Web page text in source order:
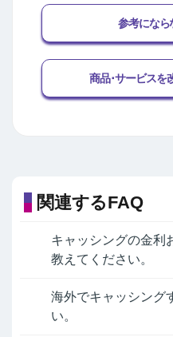
参考になら
商品･サービスを
関連するFAQ
キャッシングの金利
教えてください。
海外でキャッシング
い。